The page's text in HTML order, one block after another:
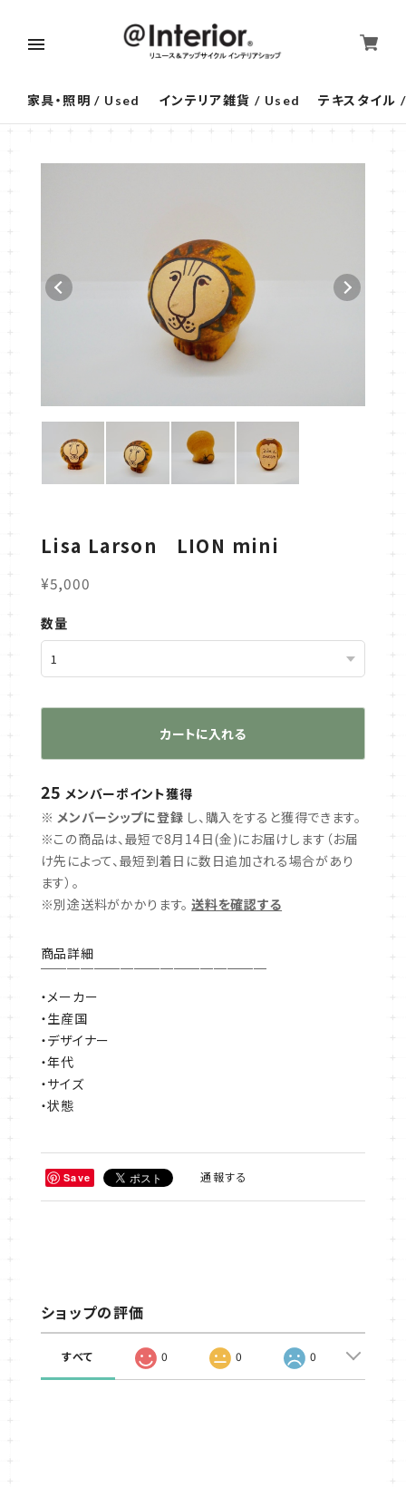
家具・照明 / Used インテリア雑貨 / Used テキスタイル
Lisa Larson LION mini
¥5,000
数量
カートに入れる
25 メンバーポイント獲得
※メンバーシップに登録 し、購入をすると獲得できます。
※この商品は、最短で8月14日(金)にお届けします（お届
け先によって、最短到着日に数日追加される場合があり
ます）。
※別途送料がかかります。 送料を確認する
商品詳細
￣￣￣￣￣￣￣￣￣￣￣￣￣￣￣￣￣
・メーカー
・生産国
・デザイナー
・年代
・サイズ
・状態
Save 通報する
ショップの評価
すべて 0 0 0